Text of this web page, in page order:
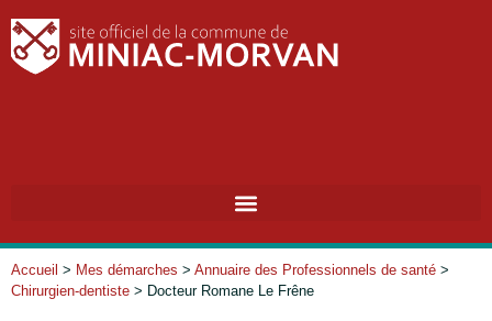
Accueil > Mes démarches > Annuaire des Professionnels de santé >
Chirurgien-dentiste > Docteur Romane Le Frêne